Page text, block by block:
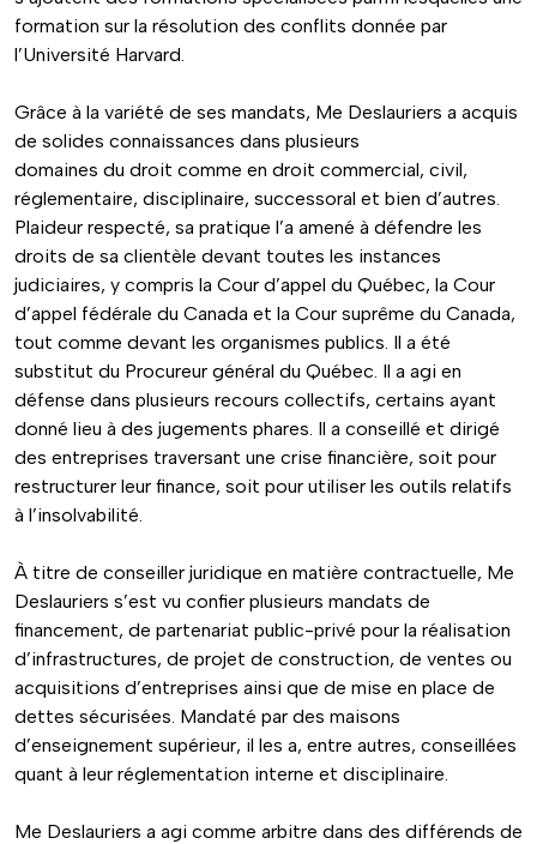
formation sur la résolution des conflits donnée par
l’Université Harvard.
Grâce à la variété de ses mandats, Me Deslauriers a acquis
de solides connaissances dans plusieurs
domaines du droit comme en droit commercial, civil,
réglementaire, disciplinaire, successoral et bien d’autres.
Plaideur respecté, sa pratique l’a amené à défendre les
droits de sa clientèle devant toutes les instances
judiciaires, y compris la Cour d’appel du Québec, la Cour
d’appel fédérale du Canada et la Cour suprême du Canada,
tout comme devant les organismes publics. Il a été
substitut du Procureur général du Québec. Il a agi en
défense dans plusieurs recours collectifs, certains ayant
donné lieu à des jugements phares. Il a conseillé et dirigé
des entreprises traversant une crise financière, soit pour
restructurer leur finance, soit pour utiliser les outils relatifs
à l’insolvabilité.
À titre de conseiller juridique en matière contractuelle, Me
Deslauriers s’est vu confier plusieurs mandats de
financement, de partenariat public-privé pour la réalisation
d’infrastructures, de projet de construction, de ventes ou
acquisitions d’entreprises ainsi que de mise en place de
dettes sécurisées. Mandaté par des maisons
d’enseignement supérieur, il les a, entre autres, conseillées
quant à leur réglementation interne et disciplinaire.
Me Deslauriers a agi comme arbitre dans des différends de